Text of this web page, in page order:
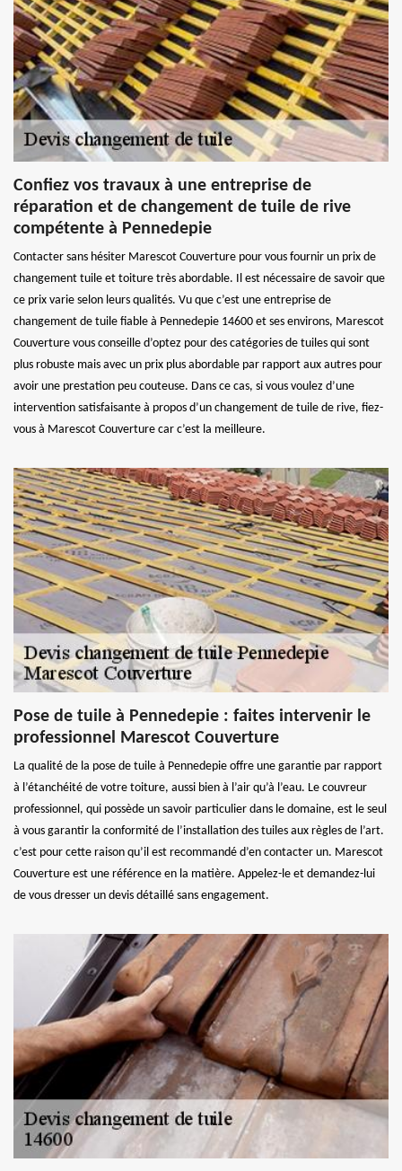
Confiez vos travaux à une entreprise de
réparation et de changement de tuile de rive
compétente à Pennedepie
Contacter sans hésiter Marescot Couverture pour vous fournir un prix de
changement tuile et toiture très abordable. Il est nécessaire de savoir que
ce prix varie selon leurs qualités. Vu que c’est une entreprise de
changement de tuile fiable à Pennedepie 14600 et ses environs, Marescot
Couverture vous conseille d’optez pour des catégories de tuiles qui sont
plus robuste mais avec un prix plus abordable par rapport aux autres pour
avoir une prestation peu couteuse. Dans ce cas, si vous voulez d’une
intervention satisfaisante à propos d’un changement de tuile de rive, fiez-
vous à Marescot Couverture car c’est la meilleure.
Pose de tuile à Pennedepie : faites intervenir le
professionnel Marescot Couverture
La qualité de la pose de tuile à Pennedepie offre une garantie par rapport
à l’étanchéité de votre toiture, aussi bien à l’air qu’à l’eau. Le couvreur
professionnel, qui possède un savoir particulier dans le domaine, est le seul
à vous garantir la conformité de l’installation des tuiles aux règles de l’art.
c’est pour cette raison qu’il est recommandé d’en contacter un. Marescot
Couverture est une référence en la matière. Appelez-le et demandez-lui
de vous dresser un devis détaillé sans engagement.